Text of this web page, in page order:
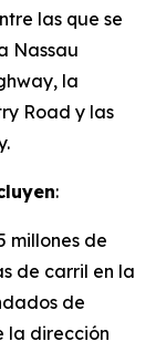
las que se
Nassau
la
Road y las
:
millones de
de carril en la
de
la dirección